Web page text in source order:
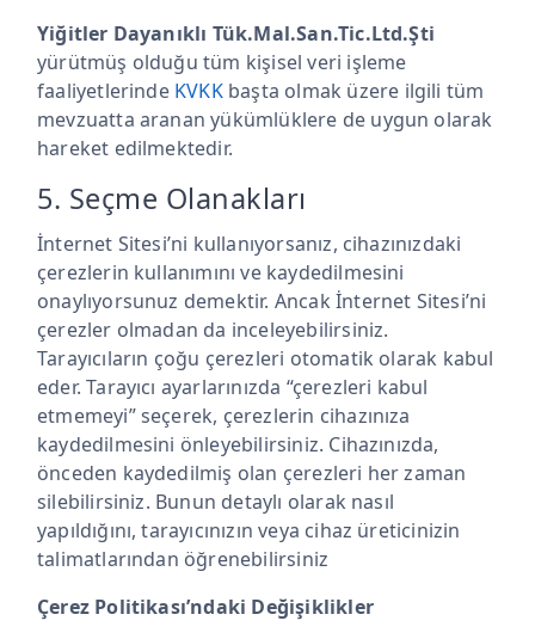
Yiğitler Dayanıklı Tük.Mal.San.Tic.Ltd.Şti
yürütmüş olduğu tüm kişisel veri işleme
faaliyetlerinde KVKKbaşta olmak üzere ilgili tüm
mevzuatta aranan yükümlüklere de uygun olarak
hareket edilmektedir.
5. Seçme Olanakları
İnternet Sitesi’ni kullanıyorsanız, cihazınızdaki
çerezlerin kullanımını ve kaydedilmesini
onaylıyorsunuz demektir. Ancak İnternet Sitesi’ni
çerezler olmadan da inceleyebilirsiniz.
Tarayıcıların çoğu çerezleri otomatik olarak kabul
eder. Tarayıcı ayarlarınızda “çerezleri kabul
etmemeyi” seçerek, çerezlerin cihazınıza
kaydedilmesini önleyebilirsiniz. Cihazınızda,
önceden kaydedilmiş olan çerezleri her zaman
silebilirsiniz. Bunun detaylı olarak nasıl
yapıldığını, tarayıcınızın veya cihaz üreticinizin
talimatlarından öğrenebilirsiniz
Çerez Politikası’ndaki Değişiklikler